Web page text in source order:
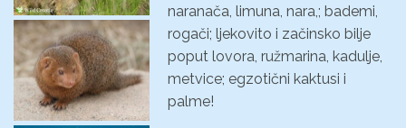
naranača, limuna, nara,; bademi,
rogači; ljekovito i začinsko bilje
poput lovora, ružmarina, kadulje,
metvice; egzotični kaktusi i
palme!